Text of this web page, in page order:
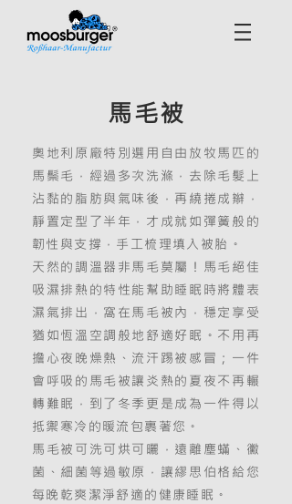
馬毛被
奧地利原廠特別選用自由放牧馬匹的
馬鬃毛，經過多次洗滌，去除毛髮上
沾黏的脂肪與氣味後，再繞捲成辮，
靜置定型了半年，才成就如彈簧般的
韌性與支撐，手工梳理填入被胎。
天然的調溫器非馬毛莫屬！馬毛絕佳
吸濕排熱的特性能幫助睡眠時將體表
濕氣排出，窩在馬毛被內，穩定享受
猶如恆溫空調般地舒適好眠。不用再
擔心夜晚燥熱、流汗踢被感冒；一件
會呼吸的馬毛被讓炎熱的夏夜不再輾
轉難眠，到了冬季更是成為一件得以
抵禦寒冷的暖流包裹著您。
馬毛被可洗可烘可曬，遠離塵蟎、黴
菌、細菌等過敏原，讓繆思伯格給您
每晚乾爽潔淨舒適的健康睡眠。